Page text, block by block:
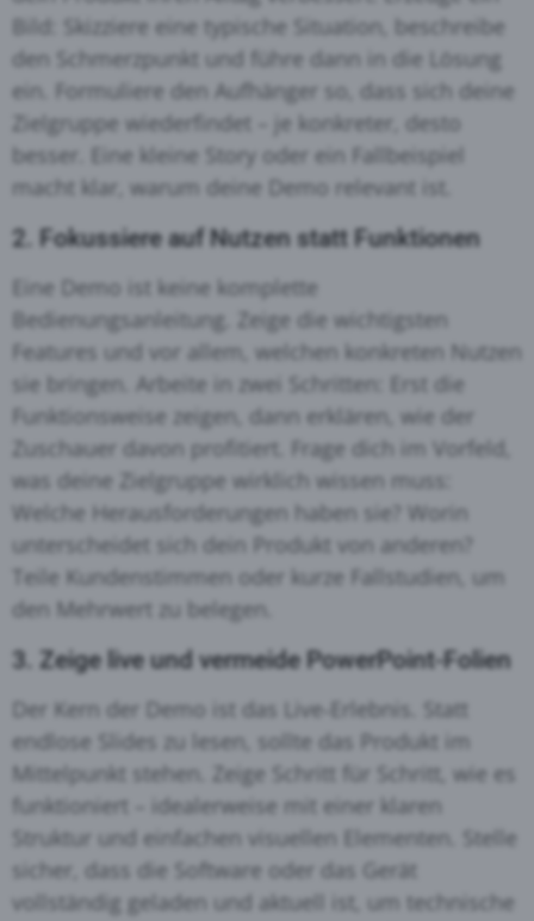
Bild: Skizziere eine typische Situation, beschreibe
den Schmerzpunkt und führe dann in die Lösung
ein. Formuliere den Aufhänger so, dass sich deine
Zielgruppe wiederfindet – je konkreter, desto
besser . Eine kleine Story oder ein Fallbeispiel
macht klar, warum deine Demo relevant ist.
2. Fokussiere auf Nutzen statt Funktionen
Eine Demo ist keine komplette
Bedienungsanleitung. Zeige die wichtigsten
Features und vor allem, welchen konkreten Nutzen
sie bringen . Arbeite in zwei Schritten: Erst die
Funktionsweise zeigen, dann erklären, wie der
Zuschauer davon profitiert . Frage dich im Vorfeld,
was deine Zielgruppe wirklich wissen muss:
Welche Herausforderungen haben sie? Worin
unterscheidet sich dein Produkt von anderen
Teile Kundenstimmen oder kurze Fallstudien, um
den Mehrwert zu belegen
3. Zeige live und vermeide PowerPoint-Folien
Der Kern der Demo ist das Live‑Erlebnis. Statt
endlose Slides zu lesen, sollte das Produkt im
Mittelpunkt stehen . Zeige Schritt für Schritt, wie es
funktioniert – idealerweise mit einer klaren
Struktur und einfachen visuellen Elementen
. Stelle
sicher, dass die Software oder das Gerät
vollständig geladen und aktuell ist, um technische